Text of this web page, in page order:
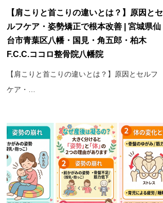
【肩こりと首こりの違いとは？】原因とセ
ルフケア・姿勢矯正で根本改善 | 宮城県仙
台市青葉区八幡・国見・角五郎・柏木
F.C.C.ココロ整骨院八幡院
【肩こりと首こりの違いとは？】原因とセルフ
ケア・…